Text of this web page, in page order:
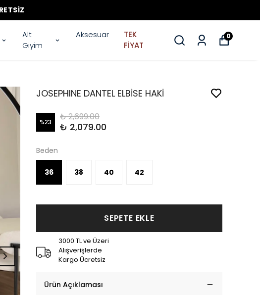
Alt
Giyim
Aksesuar
TEK
FİYAT
0
JOSEPHINE DANTEL ELBİSE HAKİ
%23 ₺ 2,699.00
₺ 2,079.00
Beden
36 38 40 42
SEPETE EKLE
3000 TL ve Üzeri
Alışverişlerde
Kargo Ücretsiz
Ürün Açıklaması